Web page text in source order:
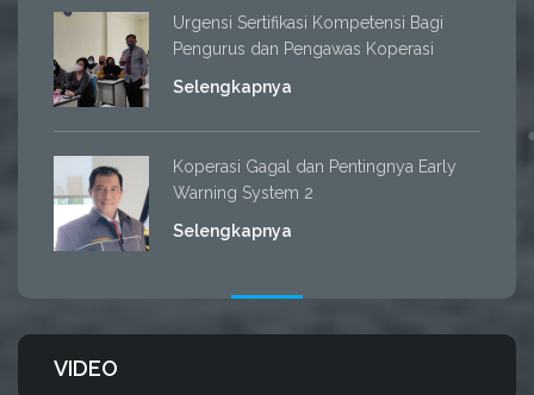
Urgensi Sertifikasi Kompetensi Bagi
Pengurus dan Pengawas Koperasi
Selengkapnya
Koperasi Gagal dan Pentingnya Early
Warning System 2
Selengkapnya
VIDEO